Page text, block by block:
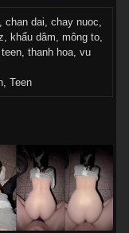
chan dai chay nuoc
khẩu dâm mông to
teen thanh hoa vu
Teen